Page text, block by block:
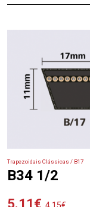
Trapezoidais Clássicas / B17
B34 1/2
5.11€